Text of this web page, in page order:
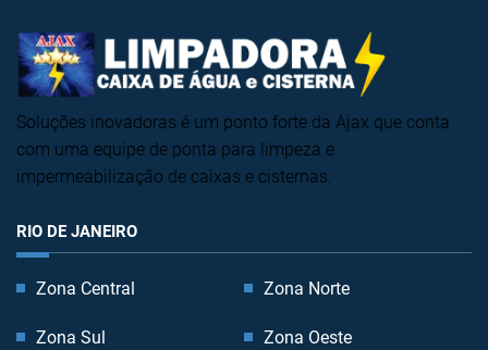
Soluções inovadoras é um ponto forte da Ajax que conta
com uma equipe de ponta para limpeza e
impermeabilização de caixas e cisternas.
RIO DE JANEIRO
Zona Central Zona Norte
Zona Sul Zona Oeste